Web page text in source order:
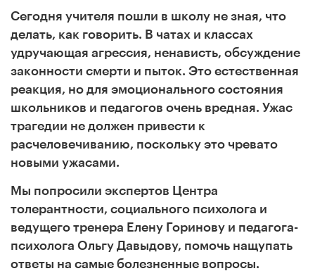
Сегодня учителя пошли в школу не зная, что
делать, как говорить. В чатах и классах
удручающая агрессия, ненависть, обсуждение
законности смерти и пыток. Это естественная
реакция, но для эмоционального состояния
школьников и педагогов очень вредная. Ужас
трагедии не должен привести к
расчеловечиванию, поскольку это чревато
новыми ужасами.
Мы попросили экспертов Центра
толерантности, социального психолога и
ведущего тренера Елену Горинову и педагога-
психолога Ольгу Давыдову, помочь нащупать
ответы на самые болезненные вопросы.